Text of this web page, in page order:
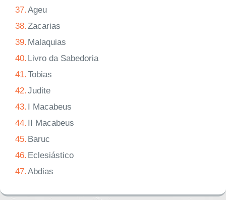
37.Ageu
38.Zacarias
39. Malaquias
40. Livro da Sabedoria
41.Tobias
42.Judite
43. I Macabeus
44. II Macabeus
45. Baruc
46. Eclesiástico
47.Abdias